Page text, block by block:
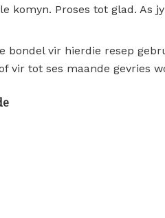
komyn. Proses tot glad. As
bondel vir hierdie resep
vir tot ses maande gevries